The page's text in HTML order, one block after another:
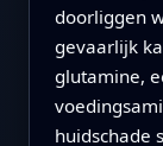
doorliggen
gevaarlijk
glutamine,
huidschade